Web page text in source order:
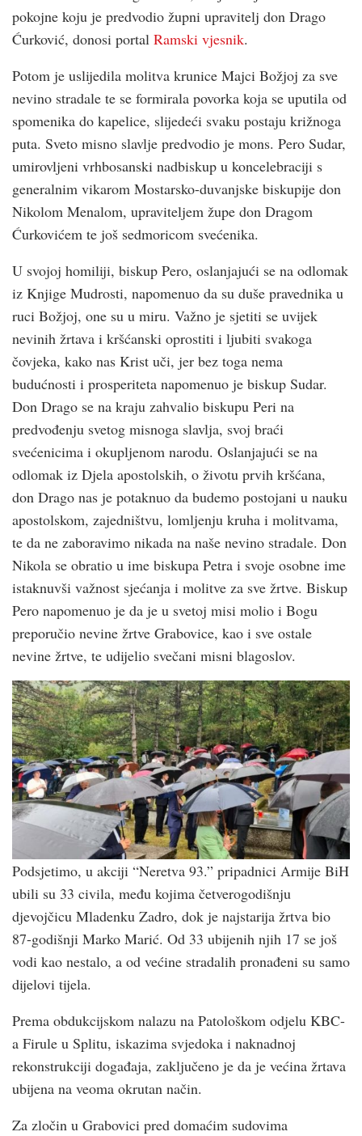
pokojne koju je predvodio župni upravitelj don Drago
Ćurković, donosi portal Ramski vjesnik.
Potom je uslijedila molitva krunice Majci Božjoj za sve
nevino stradale te se formirala povorka koja se uputila od
spomenika do kapelice, slijedeći svaku postaju križnoga
puta. Sveto misno slavlje predvodio je mons. Pero Sudar,
umirovljeni vrhbosanski nadbiskup u koncelebraciji s
generalnim vikarom Mostarsko-duvanjske biskupije don
Nikolom Menalom, upraviteljem župe don Dragom
Ćurkovićem te još sedmoricom svećenika.
U svojoj homiliji, biskup Pero, oslanjajući se na odlomak
iz Knjige Mudrosti, napomenuo da su duše pravednika u
ruci Božjoj, one su u miru. Važno je sjetiti se uvijek
nevinih žrtava i kršćanski oprostiti i ljubiti svakoga
čovjeka, kako nas Krist uči, jer bez toga nema
budućnosti i prosperiteta napomenuo je biskup Sudar.
Don Drago se na kraju zahvalio biskupu Peri na
predvođenju svetog misnoga slavlja, svoj braći
svećenicima i okupljenom narodu. Oslanjajući se na
odlomak iz Djela apostolskih, o životu prvih kršćana,
don Drago nas je potaknuo da budemo postojani u nauku
apostolskom, zajedništvu, lomljenju kruha i molitvama,
te da ne zaboravimo nikada na naše nevino stradale. Don
Nikola se obratio u ime biskupa Petra i svoje osobne ime
istaknuvši važnost sjećanja i molitve za sve žrtve. Biskup
Pero napomenuo je da je u svetoj misi molio i Bogu
preporučio nevine žrtve Grabovice, kao i sve ostale
nevine žrtve, te udijelio svečani misni blagoslov.
Podsjetimo, u akciji “Neretva 93.” pripadnici Armije BiH
ubili su 33 civila, među kojima četverogodišnju
djevojčicu Mladenku Zadro, dok je najstarija žrtva bio
87-godišnji Marko Marić. Od 33 ubijenih njih 17 se još
vodi kao nestalo, a od većine stradalih pronađeni su samo
dijelovi tijela.
Prema obdukcijskom nalazu na Patološkom odjelu KBC-
a Firule u Splitu, iskazima svjedoka i naknadnoj
rekonstrukciji događaja, zaključeno je da je većina žrtava
ubijena na veoma okrutan način.
Za zločin u Grabovici pred domaćim sudovima